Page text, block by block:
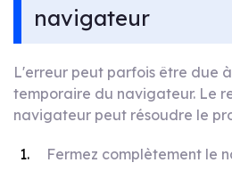
navigateur
L'erreur peut parfois être due
temporaire du navigateur. Le
navigateur peut résoudre le
Fermez complètement le